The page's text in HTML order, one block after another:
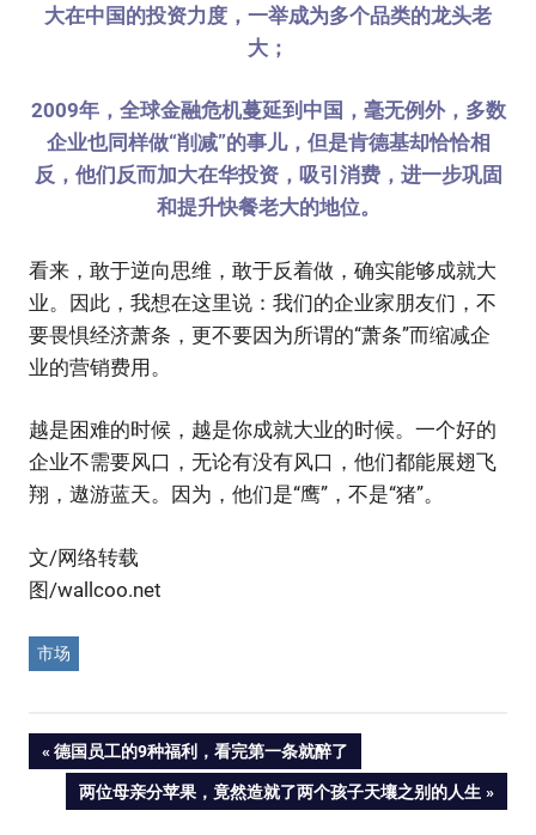
大在中国的投资力度，一举成为多个品类的龙头老
大；
2009年，全球金融危机蔓延到中国，毫无例外，多数
企业也同样做“削减”的事儿，但是肯德基却恰恰相
反，他们反而加大在华投资，吸引消费，进一步巩固
和提升快餐老大的地位。
看来，敢于逆向思维，敢于反着做，确实能够成就大
业。因此，我想在这里说：我们的企业家朋友们，不
要畏惧经济萧条，更不要因为所谓的“萧条”而缩减企
业的营销费用。
越是困难的时候，越是你成就大业的时候。一个好的
企业不需要风口，无论有没有风口，他们都能展翅飞
翔，遨游蓝天。因为，他们是“鹰”，不是“猪”。
文/网络转载
图/wallcoo.net
市场
Post
navigation
PREVIOUS
POST:
德国员工的9种福利，看完第一条就醉了
NEXT
POST:
两位母亲分苹果，竟然造就了两个孩子天壤之别的人生